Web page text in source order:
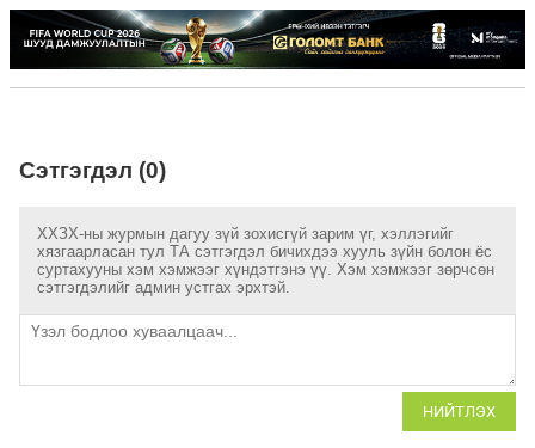
Сэтгэгдэл (0)
ХХЗХ-ны журмын дагуу зүй зохисгүй зарим үг, хэллэгийг
хязгаарласан тул ТА сэтгэгдэл бичихдээ хууль зүйн болон ёс
суртахууны хэм хэмжээг хүндэтгэнэ үү. Хэм хэмжээг зөрчсөн
сэтгэгдэлийг админ устгах эрхтэй.
НИЙТЛЭХ